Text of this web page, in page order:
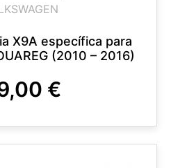
X9A específica para
(2010 – 2016)
€